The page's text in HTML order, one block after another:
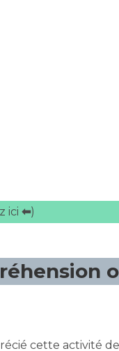
ici ⬅)
cette activité